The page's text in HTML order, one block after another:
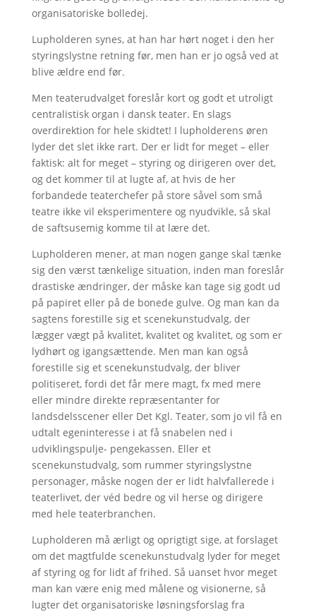
organisatoriske bolledej.
Lupholderen synes, at han har hørt noget i den her
styringslystne retning før, men han er jo også ved at
blive ældre end før.
Men teaterudvalget foreslår kort og godt et utroligt
centralistisk organ i dansk teater. En slags
overdirektion for hele skidtet! I lupholderens øren
lyder det slet ikke rart. Der er lidt for meget – eller
faktisk: alt for meget – styring og dirigeren over det,
og det kommer til at lugte af, at hvis de her
forbandede teaterchefer på store såvel som små
teatre ikke vil eksperimentere og nyudvikle, så skal
de saftsusemig komme til at lære det.
Lupholderen mener, at man nogen gange skal tænke
sig den værst tænkelige situation, inden man foreslår
drastiske ændringer, der måske kan tage sig godt ud
på papiret eller på de bonede gulve. Og man kan da
sagtens forestille sig et scenekunstudvalg, der
lægger vægt på kvalitet, kvalitet og kvalitet, og som er
lydhørt og igangsættende. Men man kan også
forestille sig et scenekunstudvalg, der bliver
politiseret, fordi det får mere magt, fx med mere
eller mindre direkte repræsentanter for
landsdelsscener eller Det Kgl. Teater, som jo vil få en
udtalt egeninteresse i at få snabelen ned i
udviklingspulje- pengekassen. Eller et
scenekunstudvalg, som rummer styringslystne
personager, måske nogen der er lidt halvfallerede i
teaterlivet, der véd bedre og vil herse og dirigere
med hele teaterbranchen.
Lupholderen må ærligt og oprigtigt sige, at forslaget
om det magtfulde scenekunstudvalg lyder for meget
af styring og for lidt af frihed. Så uanset hvor meget
man kan være enig med målene og visionerne, så
lugter det organisatoriske løsningsforslag fra